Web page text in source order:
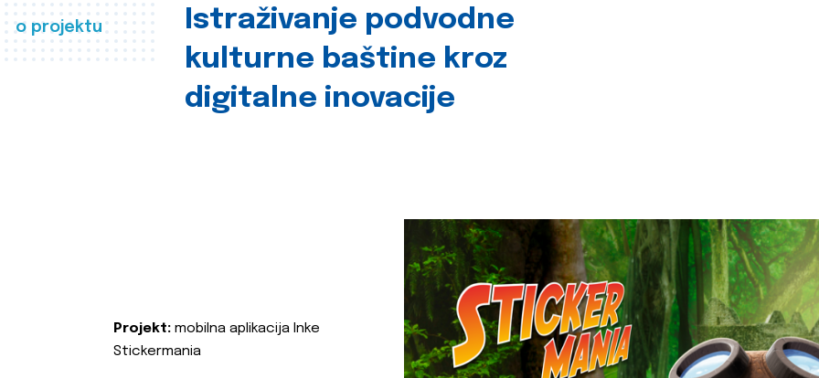
o projektu
Istraživanje podvodne
kulturne baštine kroz
digitalne inovacije
Projekt: mobilna aplikacija Inke
Stickermania